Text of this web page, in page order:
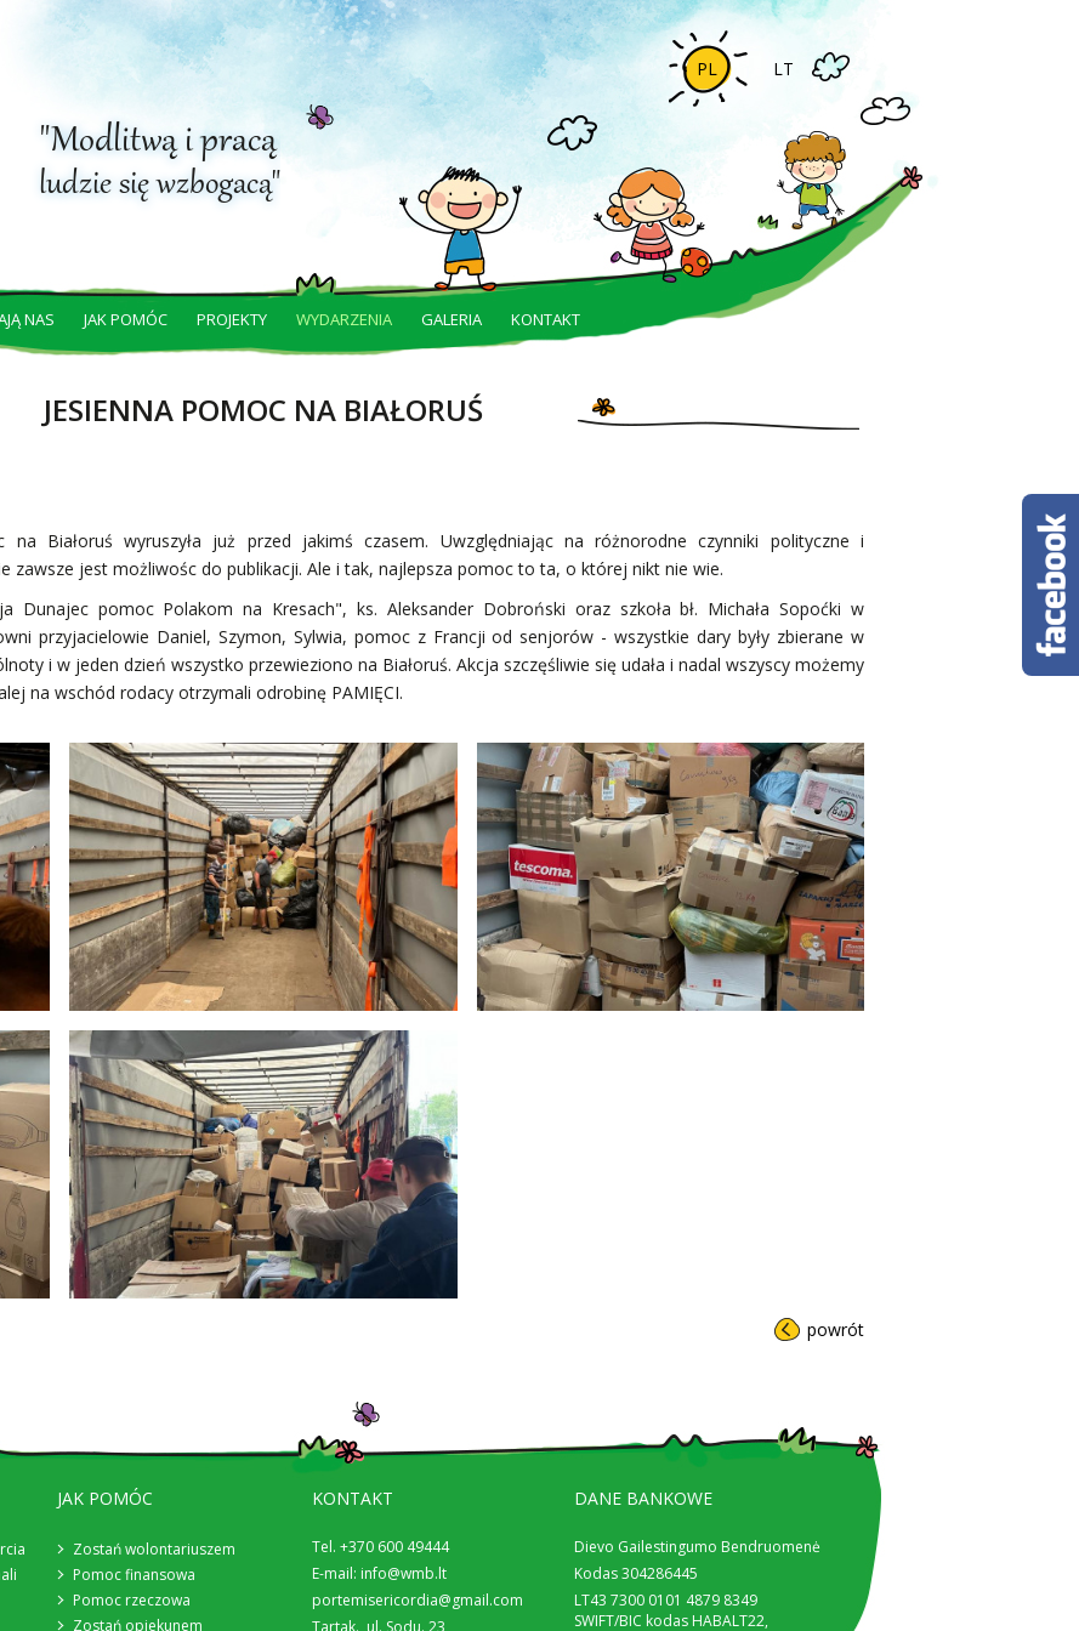
"Modlitwą i pracą
ludzie się wzbogacą"
PL LT
NAS JAK POMÓC PROJEKTY WYDARZENIA GALERIA KONTAKT
JESIENNA POMOC NA BIAŁORUŚ
na Białoruś wyruszyła już przed jakimś czasem. Uwzględniając na różnorodne czynniki polityczne i
zawsze jest możliwośc do publikacji. Ale i tak, najlepsza pomoc to ta, o której nikt nie wie.
Dunajec pomoc Polakom na Kresach", ks. Aleksander Dobroński oraz szkoła bł. Michała Sopoćki w
przyjacielowie Daniel, Szymon, Sylwia, pomoc z Francji od senjorów - wszystkie dary były zbierane w
i w jeden dzień wszystko przewieziono na Białoruś. Akcja szczęśliwie się udała i nadal wszyscy możemy
na wschód rodacy otrzymali odrobinę PAMIĘCI.
powrót
JAK POMÓC
Zostań wolontariuszem
Pomoc finansowa
Pomoc rzeczowa
Zostań opiekunem
KONTAKT
Tel. +370 600 49444
E-mail: info@wmb.lt
portemisericordia@gmail.com
Tartak., ul. Sodu. 23
DANE BANKOWE
Dievo Gailestingumo Bendruomenė
Kodas 304286445
LT43 7300 0101 4879 8349
SWIFT/BIC kodas HABALT22,